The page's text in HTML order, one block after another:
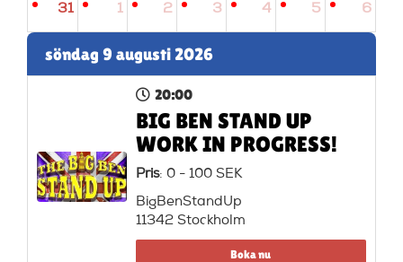
31 1 2 3 4 5 6
söndag 9 augusti 2026
20:00
BIG BEN STAND UP
WORK IN PROGRESS!
Pris: 0 - 100 SEK
BigBenStandUp
11342 Stockholm
Boka nu